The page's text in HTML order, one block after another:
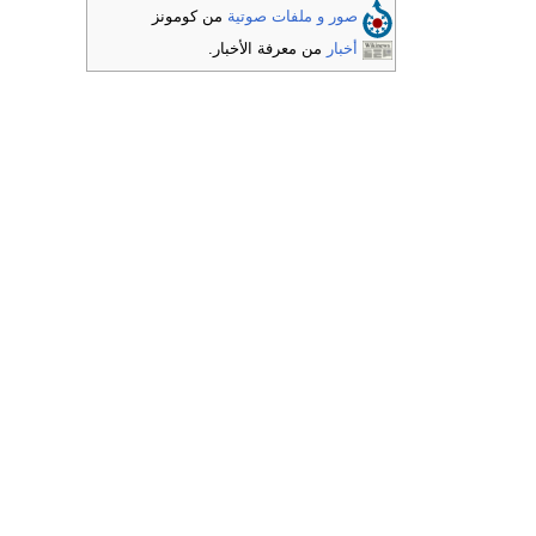
صور و ملفات صوتية من كومونز
أخبار
من معرفة الأخبار.